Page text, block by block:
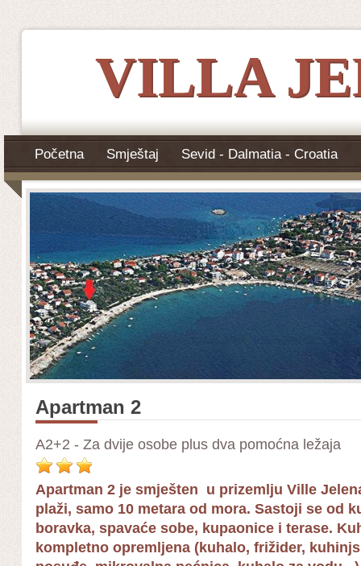
VILLA
Početna Smještaj Sevid - Dalmatia - Croatia
Apartman 2
A2+2 - Za dvije osobe plus dva pomoćna ležaja
Apartman 2 je smješten u prizemlju Ville
plaži, samo 10 metara od mora. Sastoji se od
boravka, spavaće sobe, kupaonice i terase.
kompletno opremljena (kuhalo, frižider,